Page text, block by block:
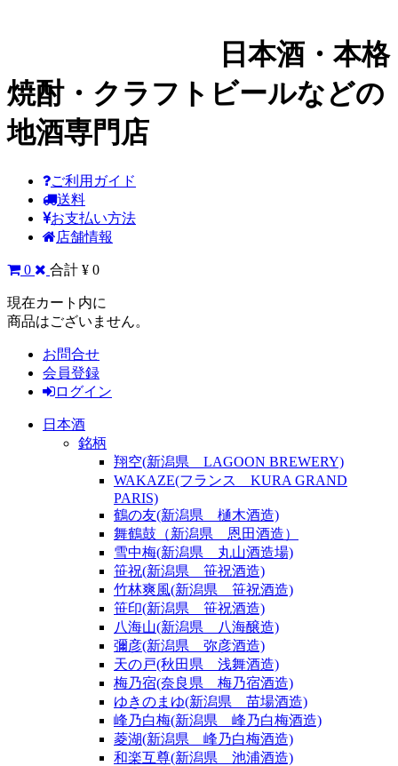
日本酒・本格
焼酎・クラフトビールなどの
地酒専門店
ご利用ガイド
送料
お支払い方法
店舗情報
0 合計 ¥ 0
現在カート内に
商品はございません。
お問合せ
会員登録
ログイン
日本酒
銘柄
翔空(新潟県 LAGOON BREWERY)
WAKAZE(フランス KURA GRAND
PARIS)
鶴の友(新潟県 樋木酒造)
舞鶴鼓（新潟県 恩田酒造）
雪中梅(新潟県 丸山酒造場)
笹祝(新潟県 笹祝酒造)
竹林爽風(新潟県 笹祝酒造)
笹印(新潟県 笹祝酒造)
八海山(新潟県 八海醸造)
彌彦(新潟県 弥彦酒造)
天の戸(秋田県 浅舞酒造)
梅乃宿(奈良県 梅乃宿酒造)
ゆきのまゆ(新潟県 苗場酒造)
峰乃白梅(新潟県 峰乃白梅酒造)
菱湖(新潟県 峰乃白梅酒造)
和楽互尊(新潟県 池浦酒造)